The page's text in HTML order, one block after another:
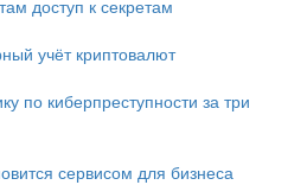
доступ к секретам
учёт криптовалют
по киберпреступности за три
сервисом для бизнеса